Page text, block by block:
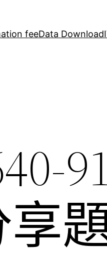
feeData Download